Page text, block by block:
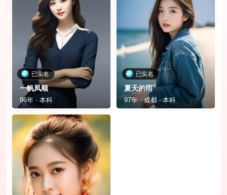
已实名
一帆凤顺
96年 · 本科
已实名
夏天的雨
97年 · 成都 · 本科